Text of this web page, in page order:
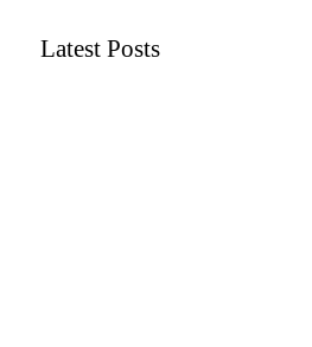
Latest Posts